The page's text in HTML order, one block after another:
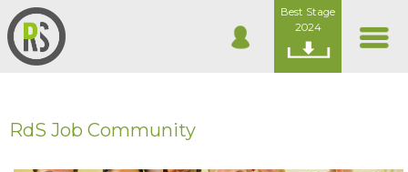
Best Stage
2024
RdS Job Community